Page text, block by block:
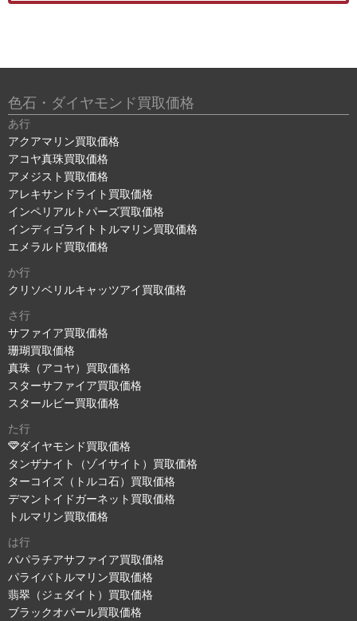
色石・ダイヤモンド買取価格
あ行
アクアマリン買取価格
アコヤ真珠買取価格
アメジスト買取価格
アレキサンドライト買取価格
インペリアルトパーズ買取価格
インディゴライトトルマリン買取価格
エメラルド買取価格
か行
クリソベリルキャッツアイ買取価格
さ行
サファイア買取価格
珊瑚買取価格
真珠（アコヤ）買取価格
スターサファイア買取価格
スタールビー買取価格
た行
ダイヤモンド買取価格
タンザナイト（ゾイサイト）買取価格
ターコイズ（トルコ石）買取価格
デマントイドガーネット買取価格
トルマリン買取価格
は行
パパラチアサファイア買取価格
パライバトルマリン買取価格
翡翠（ジェダイト）買取価格
ブラックオパール買取価格